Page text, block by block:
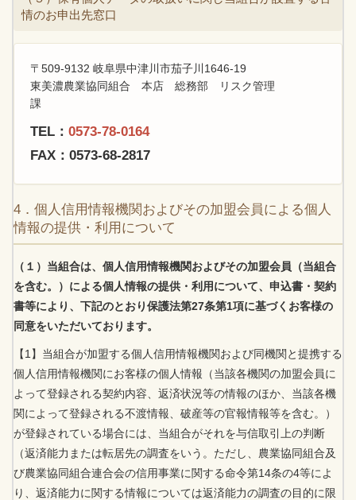
情のお申出先窓口
〒509-9132 岐阜県中津川市茄子川1646-19
東美濃農業協同組合 本店 総務部 リスク管理
課
TEL： 0573-78-0164
FAX：0573-68-2817
4．個人信用情報機関およびその加盟会員による個人
情報の提供・利用について
（１）当組合は、個人信用情報機関およびその加盟会員（当組合
を含む。）による個人情報の提供・利用について、申込書・契約
書等により、下記のとおり保護法第27条第1項に基づくお客様の
同意をいただいております。
【1】当組合が加盟する個人信用情報機関および同機関と提携する
個人信用情報機関にお客様の個人情報（当該各機関の加盟会員に
よって登録される契約内容、返済状況等の情報のほか、当該各機
関によって登録される不渡情報、破産等の官報情報等を含む。）
が登録されている場合には、当組合がそれを与信取引上の判断
（返済能力または転居先の調査をいう。ただし、農業協同組合及
び農業協同組合連合会の信用事業に関する命令第14条の4等によ
り、返済能力に関する情報については返済能力の調査の目的に限